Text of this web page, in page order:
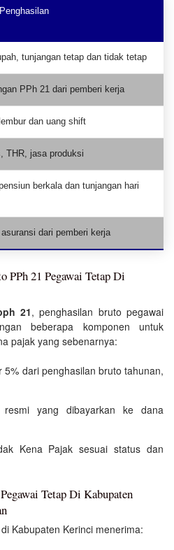
tunjangan tetap dan tidak tetap
PPh 21 dari pemberi kerja
dan uang shift
THR, jasa produksi
berkala dan tunjangan hari
asuransi dari pemberi kerja
PPh 21 Pegawai Tetap Di
21, penghasilan bruto pegawai
beberapa komponen untuk
pajak yang sebenarnya:
5% dari penghasilan bruto tahunan,
resmi yang dibayarkan ke dana
Kena Pajak sesuai status dan
Tetap Di Kabupaten
Kabupaten Kerinci menerima: